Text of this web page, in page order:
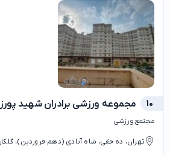
10 مجموعه ورزشی برادران شهید
مجتمع ورزشی
تهران، ده حقی، شاه آبادی (دهم فروردین)،